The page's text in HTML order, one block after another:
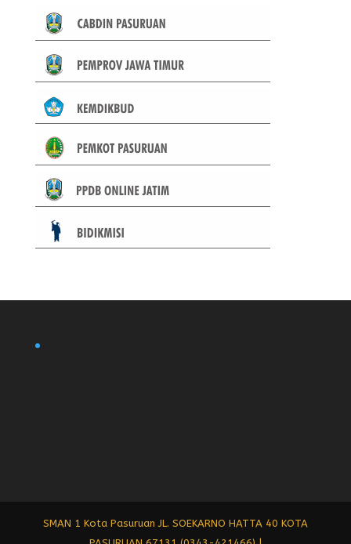
SMAN 1 Kota Pasuruan JL. SOEKARNO HATTA 40 KOTA